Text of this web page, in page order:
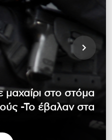
στο στόμα
-Το έβαλαν στα